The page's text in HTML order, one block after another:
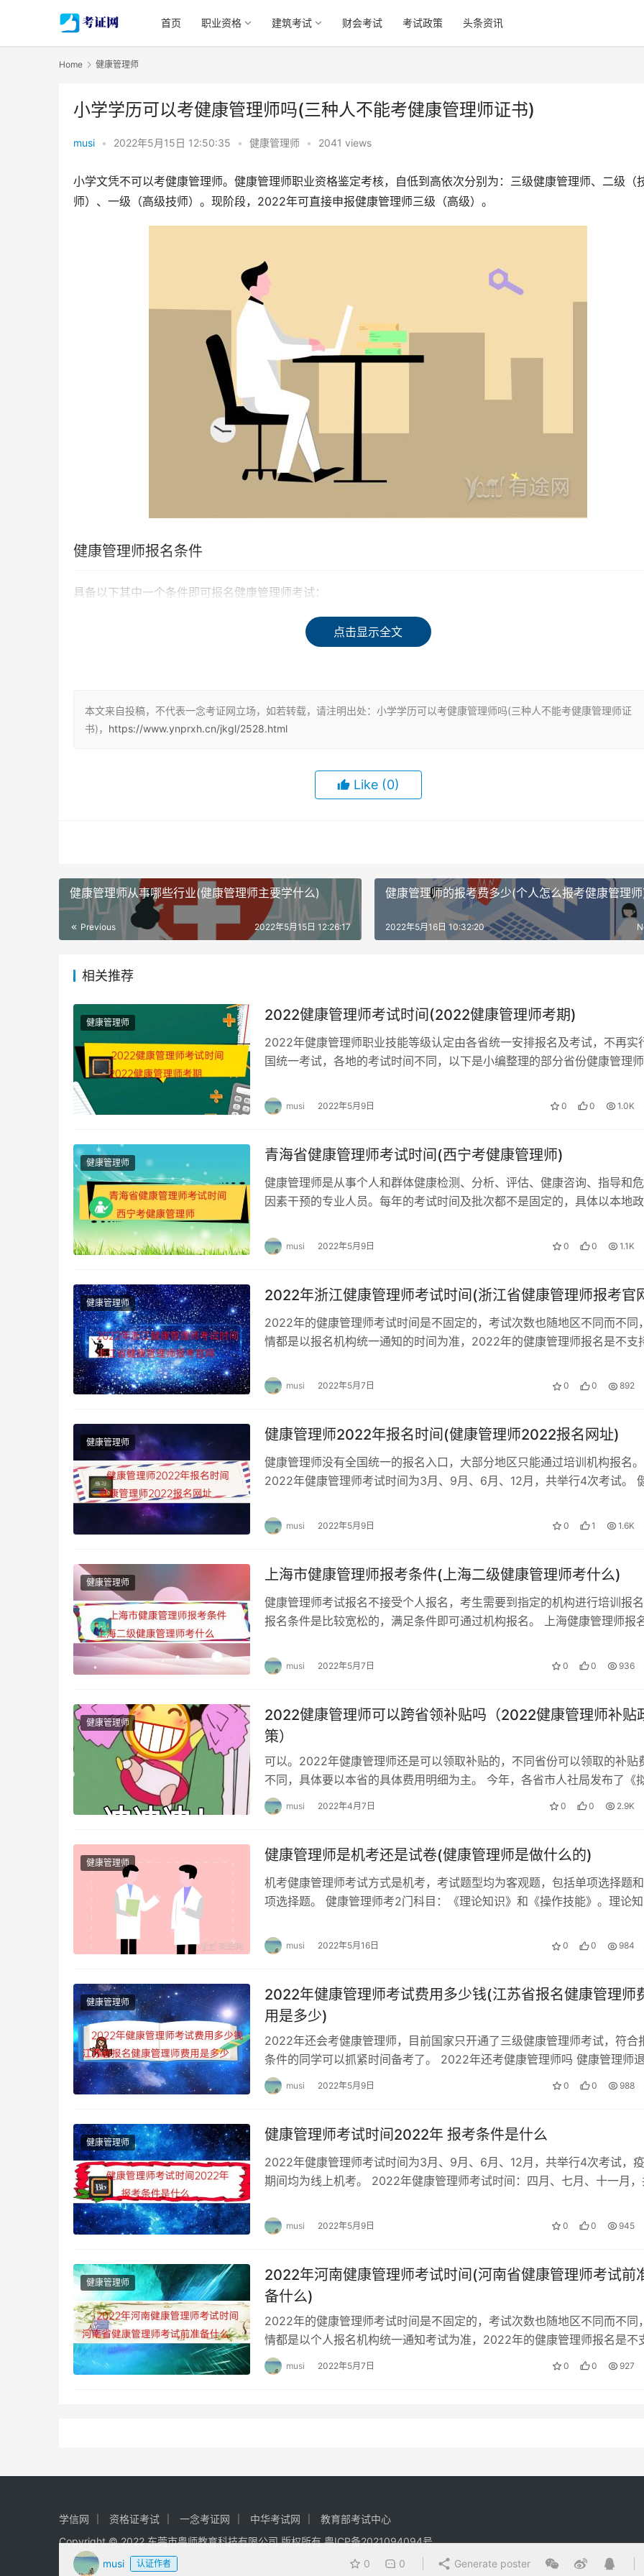
首页 职业资格 建筑考试 财会考试 考试政策 头条资讯
Home 健康管理师
小学学历可以考健康管理师吗(三种人不能考健康管理师证书)
musi • 2022年5月15日 12:50:35 • 健康管理师 • 2041 views
小学文凭不可以考健康管理师。健康管理师职业资格鉴定考核，自低到高依次分别为：三级健康管理师、二级（
师）、一级（高级技师）。现阶段，2022年可直接申报健康管理师三级（高级）。
健康管理师报名条件
具备以下其中一个条件即可报名健康管理师考试：
（1）具有医药卫生专业大学专科以上学历证书。
（3）具有医药卫生专业中等专科以上学历证书，连续从事本职业或相关职业工作3年以上。经三级健康管理师正
训达规定标准学时数，并取得结业证书。
（4）部分地区可通过培训学习指定课时后，由机构报名考试。
考试难度是因人而异的，健康管理师证，是一个医学相关类的证书，这对于医学生来说，肯定比非医学生考起来
手，但是相比于其他的资格证书考试会简单点，比如执业药师之类的，所以没办法下准确的定义难不难。
健康管理师的考试复习，需要视频资料，结合题库，同步进行，一边看视频，一边刷题，边学边练习。考试最直
态，不要紧张，平常心对待，相信一定可以通过的，加油！
点击显示全文
本文来自投稿，不代表一念考证网立场，如若转载，请注明出处：小学学历可以考健康管理师吗(三种人不能考健康管理师证
书)， https://www.ynprxh.cn/jkgl/2528.html
Like (0)
musi 认证作者 0 0 Generate poster
健康管理师从事哪些行业(健康管理师主要学什么)
Previous 2022年5月15日 12:26:17
健康管理师的报考费多少(个人怎么报考健康管理师
2022年5月16日 10:32:20
相关推荐
健康管理师 2022健康管理师考试时间(2022健康管理师考期)
2022年健康管理师职业技能等级认定由各省统一安排报名及考试，不再实
国统一考试，各地的考试时间不同，以下是小编整理的部分省份健康管理师
musi 2022年5月9日 0 0 1.0K
健康管理师 青海省健康管理师考试时间(西宁考健康管理师)
健康管理师是从事个人和群体健康检测、分析、评估、健康咨询、指导和
因素干预的专业人员。每年的考试时间及批次都不是固定的，具体以本地政
musi 2022年5月9日 0 0 1.1K
健康管理师 2022年浙江健康管理师考试时间(浙江省健康管理师报考官
2022年的健康管理师考试时间是不固定的，考试次数也随地区不同而不同
情都是以报名机构统一通知的时间为准，2022年的健康管理师报名是不支
musi 2022年5月7日 0 0 892
健康管理师 健康管理师2022年报名时间(健康管理师2022报名网址)
健康管理师没有全国统一的报名入口，大部分地区只能通过培训机构报名。
2022年健康管理师考试时间为3月、9月、6月、12月，共举行4次考试。
musi 2022年5月9日 0 1 1.6K
健康管理师 上海市健康管理师报考条件(上海二级健康管理师考什么)
健康管理师考试报名不接受个人报名，考生需要到指定的机构进行培训报名
报名条件是比较宽松的，满足条件即可通过机构报名。 上海健康管理师报
musi 2022年5月7日 0 0 936
健康管理师
2022健康管理师可以跨省领补贴吗（2022健康管理师补贴
策）
可以。2022年健康管理师还是可以领取补贴的，不同省份可以领取的补贴
不同，具体要以本省的具体费用明细为主。 今年，各省市人社局发布了《
放职工技能提升补贴公示名单》，其中健康…
musi 2022年4月7日 0 0 2.9K
健康管理师 健康管理师是机考还是试卷(健康管理师是做什么的)
机考健康管理师考试方式是机考，考试题型均为客观题，包括单项选择题
项选择题。 健康管理师考2门科目：《理论知识》和《操作技能》。理论知
musi 2022年5月16日 0 0 984
健康管理师
2022年健康管理师考试费用多少钱(江苏省报名健康管理师
用是多少)
2022年还会考健康管理师，目前国家只开通了三级健康管理师考试，符合
条件的同学可以抓紧时间备考了。 2022年还考健康管理师吗 健康管理师
国家职业资格目录，并不意味着健康管…
musi 2022年5月9日 0 0 988
健康管理师 健康管理师考试时间2022年 报考条件是什么
2022年健康管理师考试时间为3月、9月、6月、12月，共举行4次考试，
期间均为线上机考。 2022年健康管理师考试时间：四月、七月、十一月
musi 2022年5月9日 0 0 945
健康管理师
2022年河南健康管理师考试时间(河南省健康管理师考试前
备什么)
2022年的健康管理师考试时间是不固定的，考试次数也随地区不同而不同
情都是以个人报名机构统一通知考试为准，2022年的健康管理师报名是不
个人报考的。 健康管理师报考流程 健…
musi 2022年5月7日 0 0 927
学信网 资格证考试 一念考证网 中华考试网
教育部考试中心
Copyright © 2022 东莞市粤师教育科技有限公司 版权所有粤ICP备2021094094号